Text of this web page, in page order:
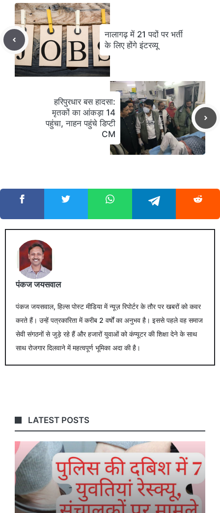
नालागढ़ में 21 पदों पर भर्ती
के लिए होंगे इंटरव्यू
हरिपुरधार बस हादसा:
मृतकों का आंकड़ा 14
पहुंचा, नाहन पहुंचे डिप्टी
CM
पंकज जयसवाल
पंकज जयसवाल, हिल्स पोस्ट मीडिया में न्यूज़ रिपोर्टर के तौर पर खबरों को कवर
करते हैं। उन्हें पत्रकारिता में करीब 2 वर्षों का अनुभव है। इससे पहले वह समाज
सेवी संगठनों से जुड़े रहे हैं और हजारों युवाओं को कंप्यूटर की शिक्षा देने के साथ
साथ रोजगार दिलवाने में महत्वपूर्ण भूमिका अदा की है।
LATEST POSTS